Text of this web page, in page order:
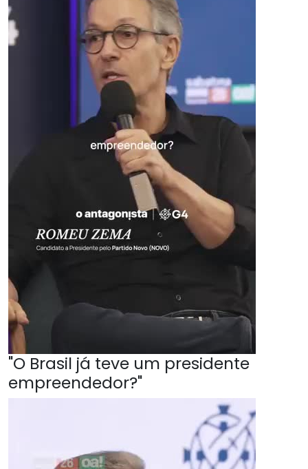
"O Brasil já teve um presidente
empreendedor?"